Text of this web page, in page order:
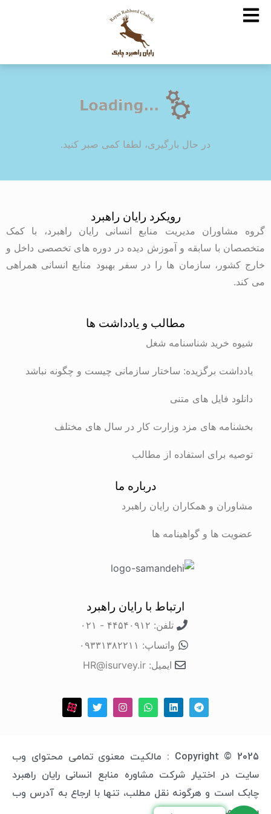
در حال بارگیری، لطفا کمی صبر کنید.
رویکرد رایان راهبرد
گروه مشاوران مدیریت منابع انسانی رایان راهبرد، با کمک
متخصصان با سابقه و آموزش دیده در دوره های تخصصی داخل و
خارج کشور، سازمان ها را در سفر بهبود منابع انسانی همراهی
می کند.
مطالب و یادداشت ها
شیوه خرید شناسنامه شغل
یادداشت برگزیده: ساختار سازمانی چیست و چگونه نباشد
دانلود فایل های متنی
بخشنامه های مزد وزارت کار در سال های مختلف
توصیه برای استفاده از مطالب
درباره ما
مشاوران و همکاران رایان راهبرد
عضویت ها و گواهینامه ها
ارتباط با رایان راهبرد
تلفن: ۴۴۵۴۰۹۱۲ - ۰۲۱
واتساپ: ۰۹۳۳۱۳۸۲۲۱۱
ایمیل: HR@isurvey.ir
Copyright © 2025 : مالکیت معنوی تمامی محتوای وب
سایت در اختیار شرکت مشاوره منابع انسانی رایان راهبرد
چابک است و هرگونه نقل مطلب، تنها با ارجاع به آدرس وب